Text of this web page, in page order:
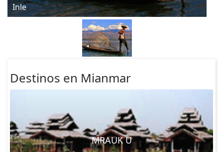
Inle
Destinos en Mianmar
MRAUK U